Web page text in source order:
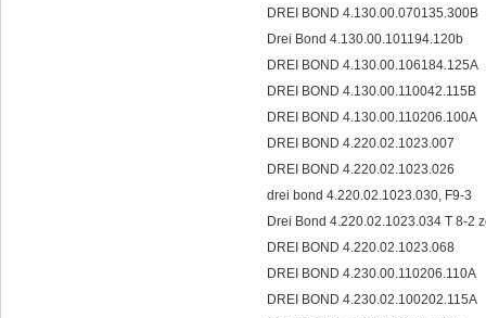
DREI BOND 4.130.00.070135.300B
Drei Bond 4.130.00.101194.120b
DREI BOND 4.130.00.106184.125A
DREI BOND 4.130.00.110042.115B
DREI BOND 4.130.00.110206.100A
DREI BOND 4.220.02.1023.007
DREI BOND 4.220.02.1023.026
drei bond 4.220.02.1023.030, F9-3
Drei Bond 4.220.02.1023.034 T 8-2
DREI BOND 4.220.02.1023.068
DREI BOND 4.230.00.110206.110A
DREI BOND 4.230.02.100202.115A